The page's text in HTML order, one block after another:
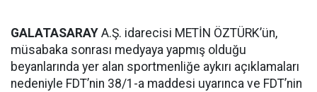
GALATASARAY A.Ş. idarecisi METİN ÖZTÜRK’ün,
müsabaka sonrası medyaya yapmış olduğu
beyanlarında yer alan sportmenliğe aykırı açıklamaları
nedeniyle FDT’nin 38/1-a maddesi uyarınca ve FDT’nin